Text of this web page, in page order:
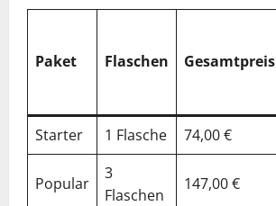
Paket Flaschen Gesamtpreis
Starter
1 Flasche 74,00 €
Popular
3
Flaschen
147,00 €